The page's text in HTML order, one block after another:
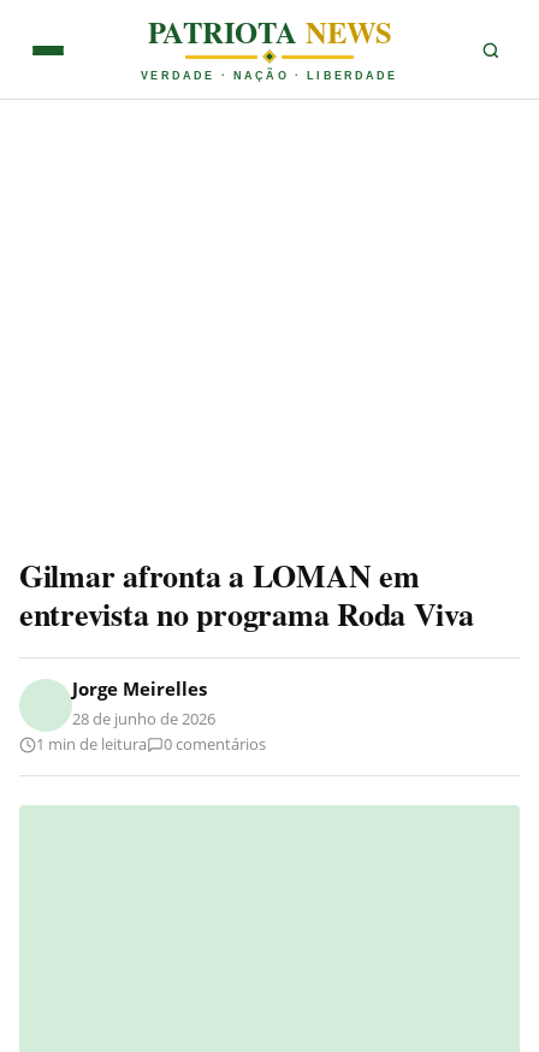
PATRIOTANEWS
VERDADE · NAÇÃO · LIBERDADE
Gilmar afronta a LOMAN em
entrevista no programa Roda Viva
Jorge Meirelles
28 de junho de 2026
1 min de leitura
0 comentários